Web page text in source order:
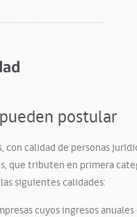
postular
con calidad de personas
que tributen en primera
siguientes calidades:
cuyos ingresos anuales